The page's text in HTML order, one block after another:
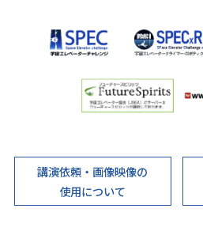
講演依頼・画像映像の
使用について